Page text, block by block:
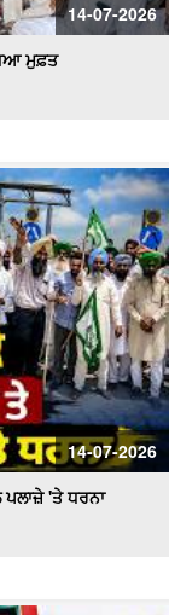
14-07-2026
ਮੁਫ਼ਤ
14-07-2026
'ਤੇ ਧਰਨਾ